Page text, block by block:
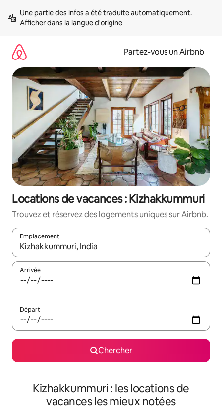
directement
Afficher dans la langue d'origine
Partez-vous un Airbnb
Locations de vacances : Kizhakkummuri
Trouvez et réservez des logements uniques sur Airbnb.
Emplacement
Quand les résultats sont affichés, parcourez-les en utilisant
Arrivée
Départ
Chercher
Kizhakkummuri : les locations de
vacances les mieux notées